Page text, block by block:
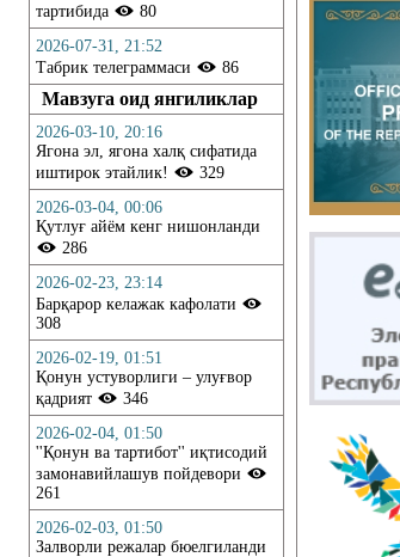
тартибида
80
2026-07-31, 21:52
Табрик телеграммаси
86
Мавзуга оид янгиликлар
2026-03-10, 20:16
Ягона эл, ягона халқ сифатида
иштирок этайлик!
329
2026-03-04, 00:06
Қутлуғ айём кенг нишонланди
286
2026-02-23, 23:14
Барқарор келажак кафолати
308
2026-02-19, 01:51
Қонун устуворлиги – улуғвор
қадрият
346
2026-02-04, 01:50
''Қонун ва тартибот'' иқтисодий
замонавийлашув пойдевори
261
2026-02-03, 01:50
Залворли режалар бюелгиланди